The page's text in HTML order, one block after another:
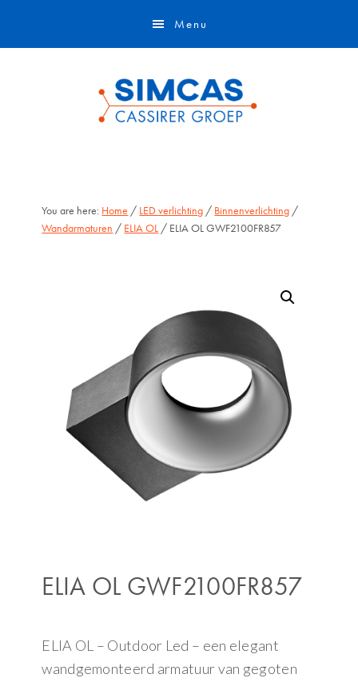
Menu
You are here: Home / LED verlichting / Binnenverlichting /
Wandarmaturen / ELIA OL / ELIA OL GWF2100FR857
ELIA OL GWF2100FR857
ELIA OL – Outdoor Led – een elegant
wandgemonteerd armatuur van gegoten